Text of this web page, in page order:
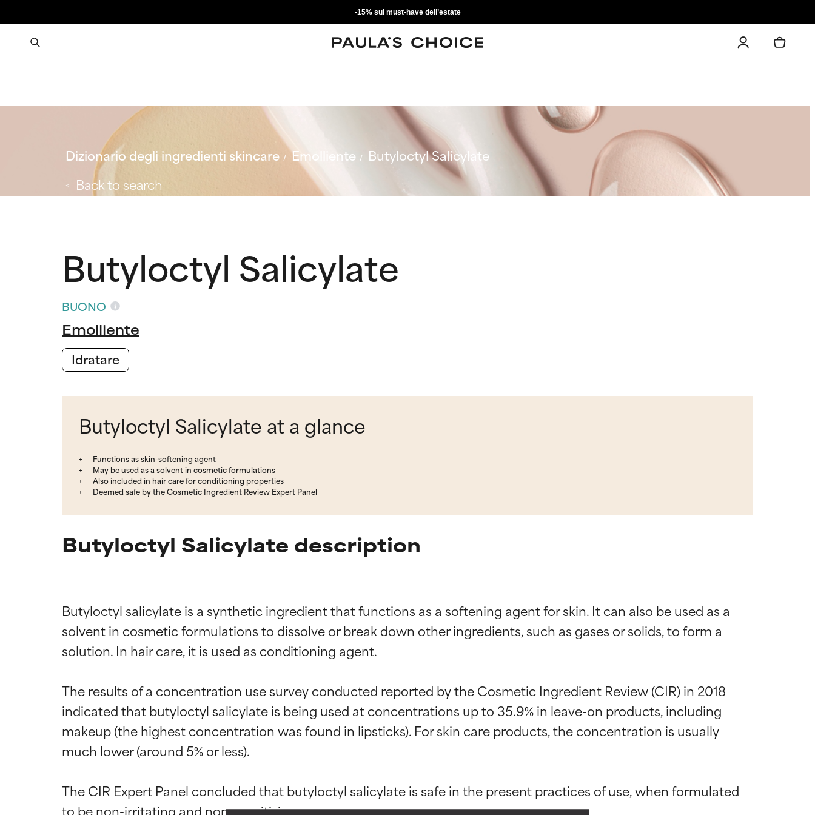
-15% sui must-have dell’estate
Dizionario degli ingredienti skincare Emolliente
Butyloctyl Salicylate
Back to search
Butyloctyl Salicylate
BUONO
Emolliente
Idratare
Butyloctyl Salicylate at a glance
Functions as skin-softening agent
May be used as a solvent in cosmetic formulations
Also included in hair care for conditioning properties
Deemed safe by the Cosmetic Ingredient Review Expert Panel
Butyloctyl Salicylate description
Butyloctyl salicylate is a synthetic ingredient that functions as a softening agent for skin. It can also be used as a
solvent in cosmetic formulations to dissolve or break down other ingredients, such as gases or solids, to form a
solution. In hair care, it is used as conditioning agent.
The results of a concentration use survey conducted reported by the Cosmetic Ingredient Review (CIR) in 2018
indicated that butyloctyl salicylate is being used at concentrations up to 35.9% in leave-on products, including
makeup (the highest concentration was found in lipsticks). For skin care products, the concentration is usually
much lower (around 5% or less).
The CIR Expert Panel concluded that butyloctyl salicylate is safe in the present practices of use, when formulated
Valutazione degli ingredienti
OTTIMO
Comprovati e sostenuti da studi indipendenti. Ingrediente attivo eccezionale per la maggior
BUONO
Valutazione degli ingredienti
OTTIMO
Comprovati e sostenuti da studi indipendenti. Ingrediente attivo eccezionale per la maggior
BUONO